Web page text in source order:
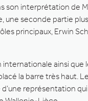
son interprétation de
une seconde partie
principaux, Erwin
ainsi
la barre très haut.
représentation